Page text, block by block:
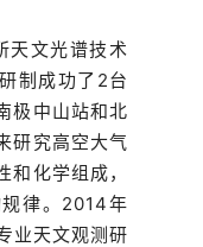
天文光谱技术
制成功了2台
极中山站和北
研究高空大气
化学组成，
律。2014年
业天文观测研